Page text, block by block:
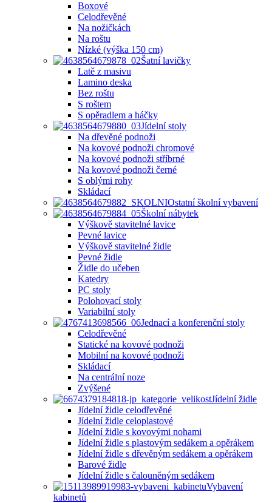
Boxové
Celodřevěné
Na nožičkách
Na roštu
Nízké (výška 150 cm)
Šatní lavičky
Latě z masivu
Lamino deska
Bez roštu
S roštem
S opěradlem a háčky
Jídelní stoly
Na dřevěné podnoži
Na kovové podnoži chromové
Na kovové podnoži stříbrné
Na kovové podnoži černé
S oblými rohy
Skládací
Ostatní školní vybavení
Školní nábytek
Výškově stavitelné lavice
Pevné lavice
Výškově stavitelné židle
Pevné židle
Židle do učeben
Katedry
PC stoly
Polohovací stoly
Variabilní stoly
Jednací a konferenční stoly
Celodřevěné
Statické na kovové podnoži
Mobilní na kovové podnoži
Skládací
Na centrální noze
Zvýšené
Jídelní židle
Jídelní židle celodřevěné
Jídelní židle celoplastové
Jídelní židle s kovovými nohami
Jídelní židle s plastovým sedákem a opěrákem
Jídelní židle s dřevěným sedákem a opěrákem
Barové židle
Jídelní židle s čalouněným sedákem
Vybavení
kabinetů